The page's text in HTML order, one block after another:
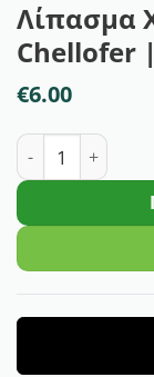
Λίπασμα
Chellofer
€6.00
Λίπασμα